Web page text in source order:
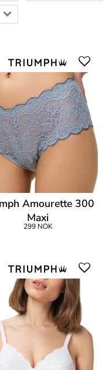
Amourette 300
Maxi
299 NOK